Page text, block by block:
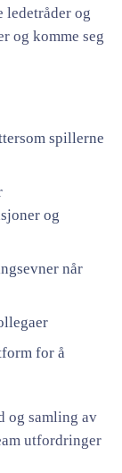
ledetråder og
og komme seg
spillerne
og
når
for å
og samling av
utfordringer